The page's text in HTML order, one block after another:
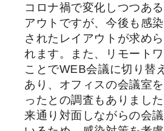
コロナ禍で変化しつつあ
アウトですが、今後も感
されたレイアウトが求め
れます。また、リモート
ことでWEB会議に切り替
あり、オフィスの会議室
ったとの調査もありまし
来通り対面しながらの会